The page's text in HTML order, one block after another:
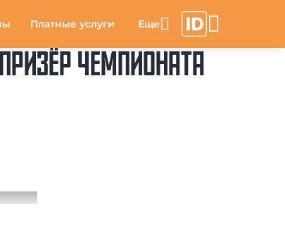
Платные услуги
ЧЕМПИОНАТА